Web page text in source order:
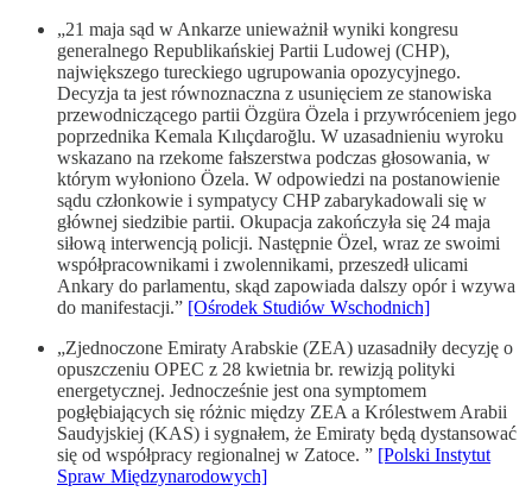
„21 maja sąd w Ankarze unieważnił wyniki kongresu
generalnego Republikańskiej Partii Ludowej (CHP),
największego tureckiego ugrupowania opozycyjnego.
Decyzja ta jest równoznaczna z usunięciem ze stanowiska
przewodniczącego partii Özgüra Özela i przywróceniem jego
poprzednika Kemala Kılıçdaroğlu. W uzasadnieniu wyroku
wskazano na rzekome fałszerstwa podczas głosowania, w
którym wyłoniono Özela. W odpowiedzi na postanowienie
sądu członkowie i sympatycy CHP zabarykadowali się w
głównej siedzibie partii. Okupacja zakończyła się 24 maja
siłową interwencją policji. Następnie Özel, wraz ze swoimi
współpracownikami i zwolennikami, przeszedł ulicami
Ankary do parlamentu, skąd zapowiada dalszy opór i wzywa
do manifestacji.” [Ośrodek Studiów Wschodnich]
„Zjednoczone Emiraty Arabskie (ZEA) uzasadniły decyzję o
opuszczeniu OPEC z 28 kwietnia br. rewizją polityki
energetycznej. Jednocześnie jest ona symptomem
pogłębiających się różnic między ZEA a Królestwem Arabii
Saudyjskiej (KAS) i sygnałem, że Emiraty będą dystansować
się od współpracy regionalnej w Zatoce. ” [Polski Instytut
Spraw Międzynarodowych]